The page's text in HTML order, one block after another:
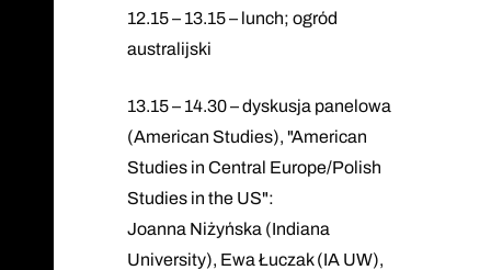
12.15 – 13.15 – lunch; ogród
australijski
13.15 – 14.30 – dyskusja panelowa
(American Studies), "American
Studies in Central Europe/Polish
Studies in the US":
Joanna Niżyńska (Indiana
University), Ewa Łuczak (IA UW),